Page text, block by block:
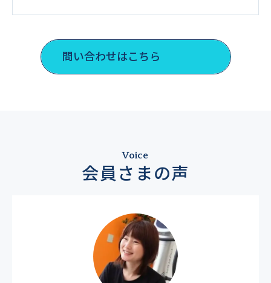
問い合わせはこちら
Voice
会員さまの声